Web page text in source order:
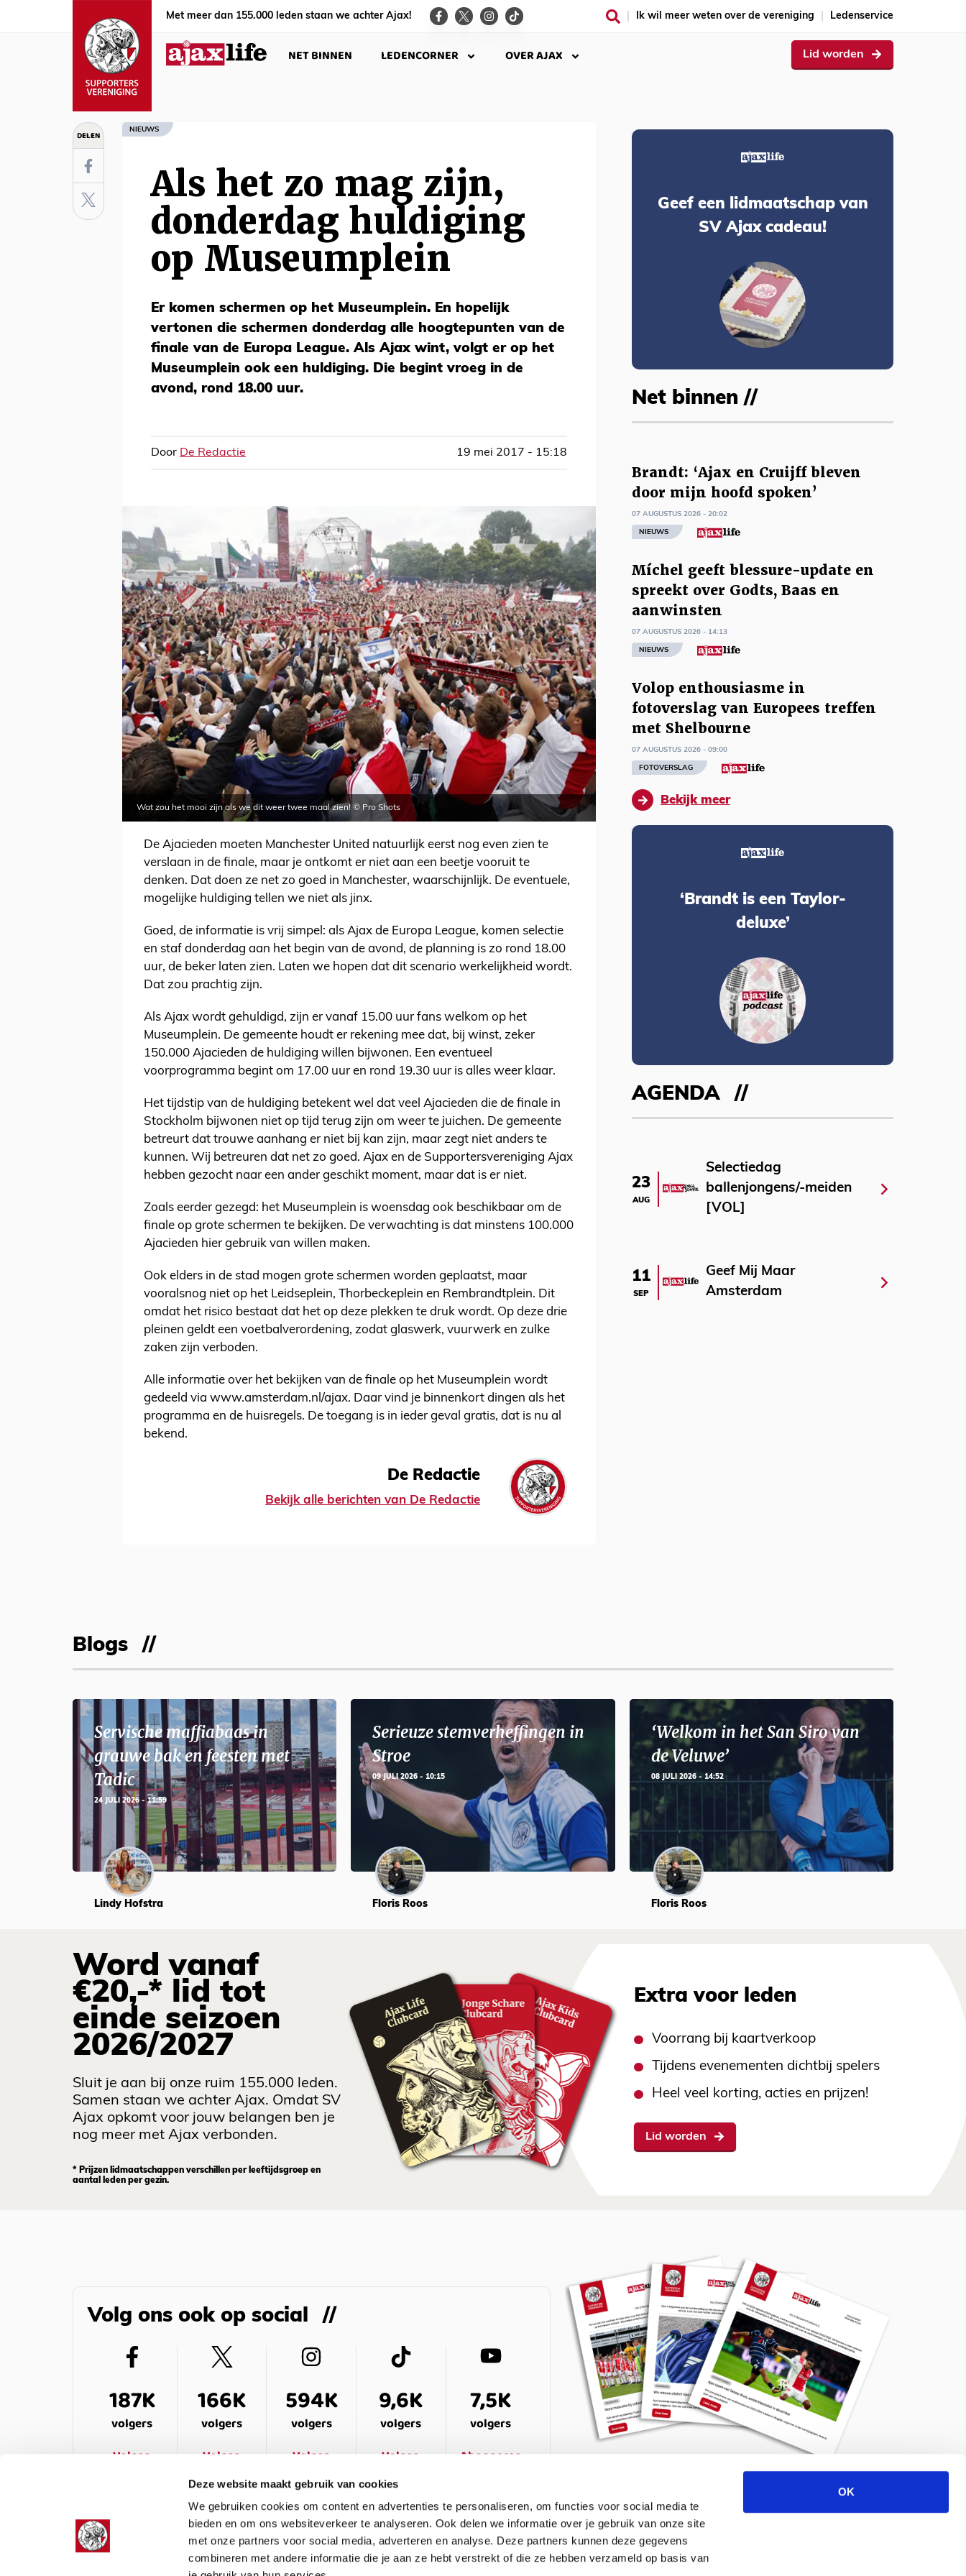
Deze website maakt gebruik van cookies
We gebruiken cookies om content en advertenties te personaliseren, om functies voor social media te
bieden en om ons websiteverkeer te analyseren. Ook delen we informatie over je gebruik van onze site
met onze partners voor social media, adverteren en analyse. Deze partners kunnen deze gegevens
combineren met andere informatie die je aan ze hebt verstrekt of die ze hebben verzameld op basis van
OK
Met meer dan 155.000 leden staan we achter Ajax! Ik wil meer weten over de vereniging Ledenservice
NET BINNEN LEDENCORNER OVER AJAX Lid worden
DELEN NIEUWS
Als het zo mag zijn,
donderdag huldiging
op Museumplein
Er komen schermen op het Museumplein. En hopelijk
vertonen die schermen donderdag alle hoogtepunten van de
finale van de Europa League. Als Ajax wint, volgt er op het
Museumplein ook een huldiging. Die begint vroeg in de
avond, rond 18.00 uur.
Door De Redactie 19 mei 2017 - 15:18
Wat zou het mooi zijn als we dit weer twee maal zien! © Pro Shots
De Ajacieden moeten Manchester United natuurlijk eerst nog even zien te
verslaan in de finale, maar je ontkomt er niet aan een beetje vooruit te
denken. Dat doen ze net zo goed in Manchester, waarschijnlijk. De eventuele,
mogelijke huldiging tellen we niet als jinx.
Goed, de informatie is vrij simpel: als Ajax de Europa League, komen selectie
en staf donderdag aan het begin van de avond, de planning is zo rond 18.00
uur, de beker laten zien. Laten we hopen dat dit scenario werkelijkheid wordt.
Dat zou prachtig zijn.
Als Ajax wordt gehuldigd, zijn er vanaf 15.00 uur fans welkom op het
Museumplein. De gemeente houdt er rekening mee dat, bij winst, zeker
150.000 Ajacieden de huldiging willen bijwonen. Een eventueel
voorprogramma begint om 17.00 uur en rond 19.30 uur is alles weer klaar.
Het tijdstip van de huldiging betekent wel dat veel Ajacieden die de finale in
Stockholm bijwonen niet op tijd terug zijn om weer te juichen. De gemeente
betreurt dat trouwe aanhang er niet bij kan zijn, maar zegt niet anders te
kunnen. Wij betreuren dat net zo goed. Ajax en de Supportersvereniging Ajax
hebben gezocht naar een ander geschikt moment, maar dat is er niet.
Zoals eerder gezegd: het Museumplein is woensdag ook beschikbaar om de
finale op grote schermen te bekijken. De verwachting is dat minstens 100.000
Ajacieden hier gebruik van willen maken.
Ook elders in de stad mogen grote schermen worden geplaatst, maar
vooralsnog niet op het Leidseplein, Thorbeckeplein en Rembrandtplein. Dit
omdat het risico bestaat dat het op deze plekken te druk wordt. Op deze drie
pleinen geldt een voetbalverordening, zodat glaswerk, vuurwerk en zulke
zaken zijn verboden.
Alle informatie over het bekijken van de finale op het Museumplein wordt
gedeeld via www.amsterdam.nl/ajax. Daar vind je binnenkort dingen als het
programma en de huisregels. De toegang is in ieder geval gratis, dat is nu al
bekend.
De Redactie
Bekijk alle berichten van De Redactie
Geef een lidmaatschap van
SV Ajax cadeau!
Net binnen //
Brandt: ‘Ajax en Cruijff bleven
door mijn hoofd spoken’
07 AUGUSTUS 2026 - 20:02
NIEUWS
Míchel geeft blessure-update en
spreekt over Godts, Baas en
aanwinsten
07 AUGUSTUS 2026 - 14:13
NIEUWS
Volop enthousiasme in
fotoverslag van Europees treffen
met Shelbourne
07 AUGUSTUS 2026 - 09:00
FOTOVERSLAG
Bekijk meer
‘Brandt is een Taylor-
deluxe’
AGENDA
23
AUG
Selectiedag
ballenjongens/-meiden
[VOL]
11
SEP
Geef Mij Maar
Amsterdam
Blogs
Servische maffiabaas in
grauwe bak en feesten met
Tadic
24 JULI 2026 - 11:59
Lindy Hofstra
Serieuze stemverheffingen in
Stroe
09 JULI 2026 - 10:15
Floris Roos
‘Welkom in het San Siro van
de Veluwe’
08 JULI 2026 - 14:52
Floris Roos
Word vanaf
€20,-* lid tot
einde seizoen
2026/2027
Sluit je aan bij onze ruim 155.000 leden.
Samen staan we achter Ajax. Omdat SV
Ajax opkomt voor jouw belangen ben je
nog meer met Ajax verbonden.
* Prijzen lidmaatschappen verschillen per leeftijdsgroep en
aantal leden per gezin.
Extra voor leden
Voorrang bij kaartverkoop
Tijdens evenementen dichtbij spelers
Heel veel korting, acties en prijzen!
Lid worden
Volg ons ook op social
187K
volgers
Volgen
166K
volgers
Volgen
594K
volgers
Volgen
9,6K
volgers
Volgen
7,5K
volgers
Abonneren
Meld je aan voor de nieuwsbrief